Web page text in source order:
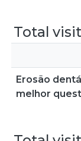
Total
Erosão
melhor